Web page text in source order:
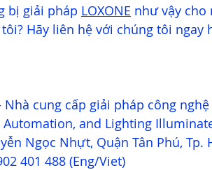
bị giải pháp LOXONE như vậy cho
Hãy liên hệ với chúng tôi ngay
Nhà cung cấp giải pháp công
Automation, and Lighting
Ngọc Nhựt, Quận Tân Phú, Tp.
401 488 (Eng/Viet)